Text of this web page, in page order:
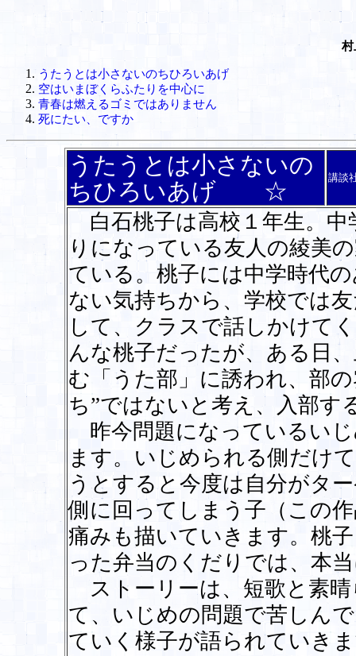
村
うたうとは小さないのちひろいあげ
空はいまぼくらふたりを中心に
青春は燃えるゴミではありません
死にたい、ですか
うたうとは小さないの
ちひろいあげ ☆
講談
白石桃子は高校１年生。中
りになっている友人の綾美
ている。桃子には中学時代
ない気持ちから、学校では
して、クラスで話しかけて
んな桃子だったが、ある日
む「うた部」に誘われ、部
ち”ではないと考え、入部す
昨今問題になっているい
ます。いじめられる側だけ
うとすると今度は自分がタ
側に回ってしまう子（この
痛みも描いていきます。桃
った弁当のくだりでは、本
ストーリーは、短歌と素
て、いじめの問題で苦しん
ていく様子が語られていき